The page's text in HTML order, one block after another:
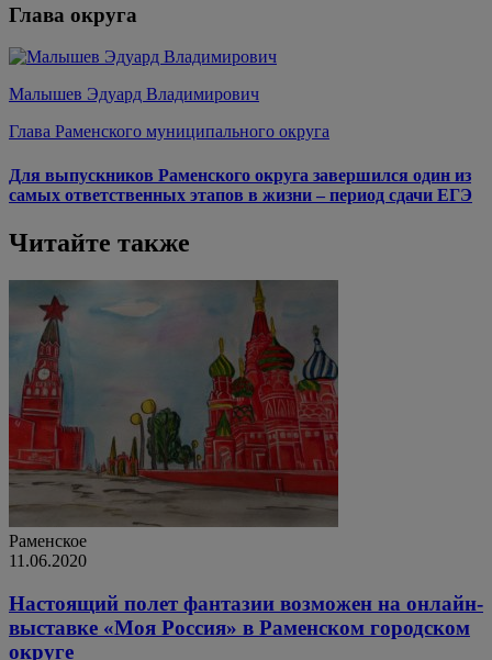
Глава округа
Малышев Эдуард Владимирович
Глава Раменского муниципального округа
Для выпускников Раменского округа завершился один из
самых ответственных этапов в жизни – период сдачи ЕГЭ
Читайте также
Раменское
11.06.2020
Настоящий полет фантазии возможен на онлайн-
выставке «Моя Россия» в Раменском городском
округе